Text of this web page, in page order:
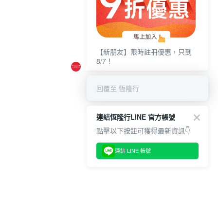
【新朋友】限時註冊優惠，只到
8/7！
回覆至 恆隆行
連結恆隆行LINE 官方帳號
點擊以下按鈕可獲得最新資訊👇
連結 LINE 帳號